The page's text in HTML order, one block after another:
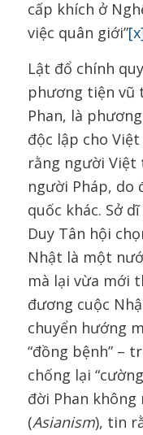
cấp khích ở
việc quân giới”
Lật đổ chính
phương tiện vũ
Phan, là
độc lập cho
rằng người
người Pháp, do
quốc khác. Sở
Duy Tân hội
Nhật là một
mà lại vừa mới
đương cuộc
chuyển hướng
“đồng bệnh” –
chống lại
đời Phan không
(Asianism), tin